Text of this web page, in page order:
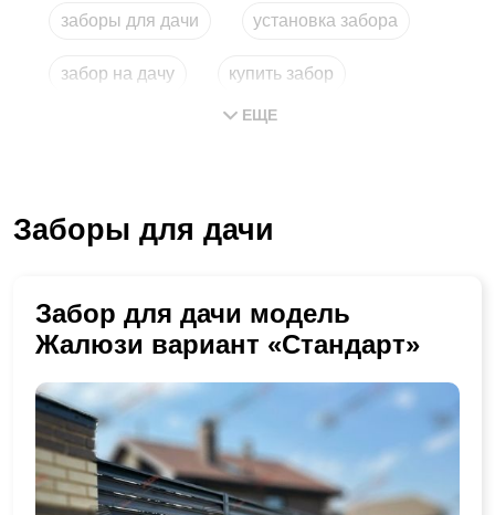
заборы для дачи установка забора
забор на дачу купить забор
установка заборов
ЕЩЕ
Заборы для дачи
Забор для дачи модель
Жалюзи вариант «Стандарт»